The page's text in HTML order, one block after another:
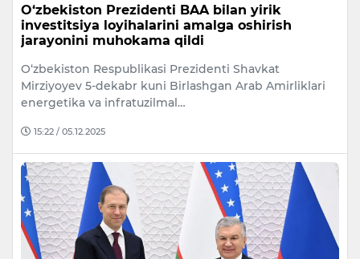
O‘zbekiston Prezidenti BAA bilan yirik
investitsiya loyihalarini amalga oshirish
jarayonini muhokama qildi
O‘zbekiston Respublikasi Prezidenti Shavkat
Mirziyoyev 5-dekabr kuni Birlashgan Arab Amirliklari
energetika va infratuzilmal…
15:22 / 05.12.2025